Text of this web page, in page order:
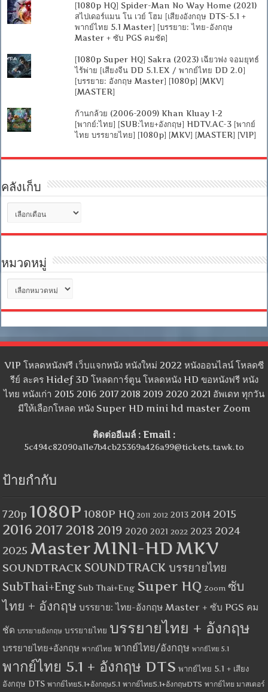
[1080p HQ] Spider-Man No Way Home (2021)
สไปเดอร์แมน โน เวย์ โฮม [เสียงอังกฤษ DTS-5.1 +
พากย์ไทย 5.1 Master] [บรรยาย: ไทย-อังกฤษ
Master + ซับ PGS คมชัด]
[1080p Super HQ] Sakra (2023) เฉียวฟง จอมยุทธ์
ไร้พ่าย [เสียงจีน DD 5.1.EX / พากย์ไทย DD 2.0]
[บรรยาย: อังกฤษ Master] [1080p] [MKV]
[MASTER]
ก้านกล้วย (2006-2009) Khan Kluay 1-2
[พากย์:ไทย] [SUB:ไทย+อังกฤษ] HDTV.AC-3 [พากย์
ไทย บรรยายไทย] [1080p] [MKV] [MASTER] [VIP]
คลังเก็บ
คลัง
เก็บ
หมวดหมู่
หมวด
หมู่
VIP โหลดหนังฟรี เว็บแจกหนัง หนังใหม่ 2022 หนังออนไลน์ โหลดซี
รีย์ ละคร Hidef 3D โหลดการ์ตูน โหลดหนัง HD ขอหนังฟรี หนัง
ไทย หนังเก่า 2015 2016 2017 2018 2019 2020 2021 อัพเดท ทุกวัน
มีให้เลือกโหลด หนัง Super HD mini hd master Zoom
ติดต่ออีเมล์ : Email :
5c494c82090a11e7b4cb25369a426a99@tickets.tawk.to
ป้ายกำกับ
720p 1080P 1080P HQ 2011 2012 2013 2014 2015
2016 2017 2018 2019 2020 2021 2022 2023 2024
2025 MasterMINI-HDMKV
SOUNDTRACK SOUNDTRACK บรรยายไทย
SubThai+Eng Sub Thai+Eng Super HQ Zoom ซับ
ไทย + อังกฤษ บรรยาย: ไทย-อังกฤษ Master + ซับ PGS คม
ชัด บรรยายอังกฤษ บรรยายไทย บรรยายไทย + อังกฤษ
บรรยายไทย+อังกฤษ พากย์ไทย พากย์ไทย/อังกฤษ พากย์ไทย 5.1
พากย์ไทย 5.1 + อังกฤษ DTS พากย์ไทย 5.1 + เสียง
อังกฤษ DTS พากย์ไทย5.1+อังกฤษ5.1 พากย์ไทย5.1+อังกฤษDTS พากย์ไทย มาสเตอร์